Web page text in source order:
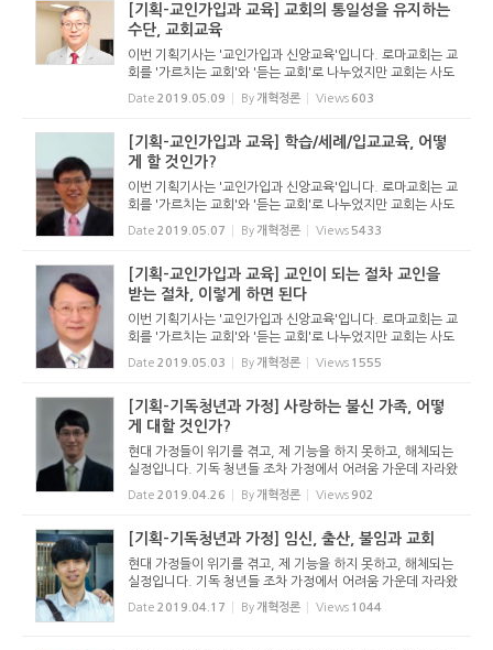
[기획-교인가입과 교육] 교회의 통일성을 유지하는
수단, 교회교육
이번 기획기사는 '교인가입과 신앙교육'입니다. 로마교회는 교
회를 '가르치는 교회'와 '듣는 교회'로 나누었지만 교회는 사도
적인 가르침위에 서야 합니다. 이 가르침을 통해 신자가 생겨
나고, 신자가 양육을 받습니다. 한국교회에는...
Date 2019.05.09 By 개혁정론 Views 603
[기획-교인가입과 교육] 학습/세례/입교교육, 어떻
게 할 것인가?
이번 기획기사는 '교인가입과 신앙교육'입니다. 로마교회는 교
회를 '가르치는 교회'와 '듣는 교회'로 나누었지만 교회는 사도
적인 가르침위에 서야 합니다. 이 가르침을 통해 신자가 생겨
나고, 신자가 양육을 받습니다. 한국교회에는...
Date 2019.05.07 By 개혁정론 Views 5433
[기획-교인가입과 교육] 교인이 되는 절차 교인을
받는 절차, 이렇게 하면 된다
이번 기획기사는 '교인가입과 신앙교육'입니다. 로마교회는 교
회를 '가르치는 교회'와 '듣는 교회'로 나누었지만 교회는 사도
적인 가르침위에 서야 합니다. 이 가르침을 통해 신자가 생겨
나고, 신자가 양육을 받습니다. 한국교회에는...
Date 2019.05.03 By 개혁정론 Views 1555
[기획-기독청년과 가정] 사랑하는 불신 가족, 어떻
게 대할 것인가?
현대 가정들이 위기를 겪고, 제 기능을 하지 못하고, 해체되는
실정입니다. 기독 청년들 조차 가정에서 어려움 가운데 자라왔
고, 자신이 이룰 독립된 가정에 대해서도 막연함과 두려움을
가지고 있습니다. 이에 가정의 건강한 일원으로 자리매김할 뿐
Date 2019.04.26 By 개혁정론 Views 902
[기획-기독청년과 가정] 임신, 출산, 불임과 교회
현대 가정들이 위기를 겪고, 제 기능을 하지 못하고, 해체되는
실정입니다. 기독 청년들 조차 가정에서 어려움 가운데 자라왔
고, 자신이 이룰 독립된 가정에 대해서도 막연함과 두려움을
가지고 있습니다. 이에 가정의 건강한 일원으로 자리매김할 뿐
Date 2019.04.17 By 개혁정론 Views 1044